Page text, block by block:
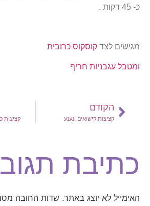
כ- 45 דקות .
מגישים לצד קוסקוס כרובית
ומטבל עגבניות חריף
הקודם
קציצות קישואים ונענע קציצות
כתיבת
האימייל לא יוצג באתר. שדות החובה